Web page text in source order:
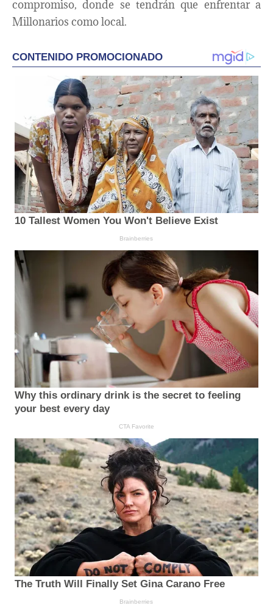
compromiso, donde se tendrán que enfrentar a
Millonarios como local.